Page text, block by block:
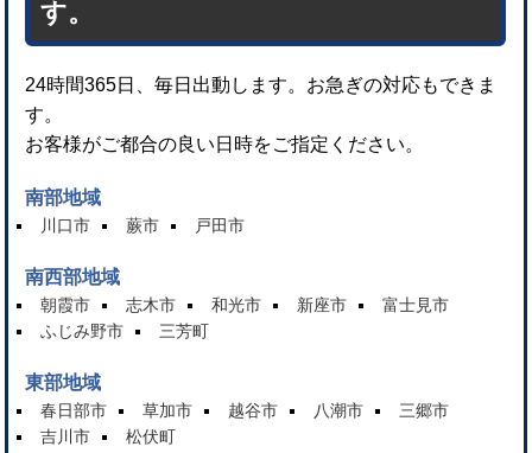
す。
24時間365日、毎日出動します。お急ぎの対応もできま
す。
お客様がご都合の良い日時をご指定ください。
南部地域
川口市 蕨市 戸田市
南西部地域
朝霞市 志木市 和光市 新座市
富士見市
ふじみ野市
三芳町
東部地域
春日部市 草加市 越谷市 八潮市
三郷市
吉川市
松伏町